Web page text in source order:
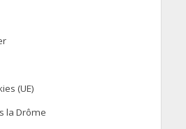
(UE)
la Drôme